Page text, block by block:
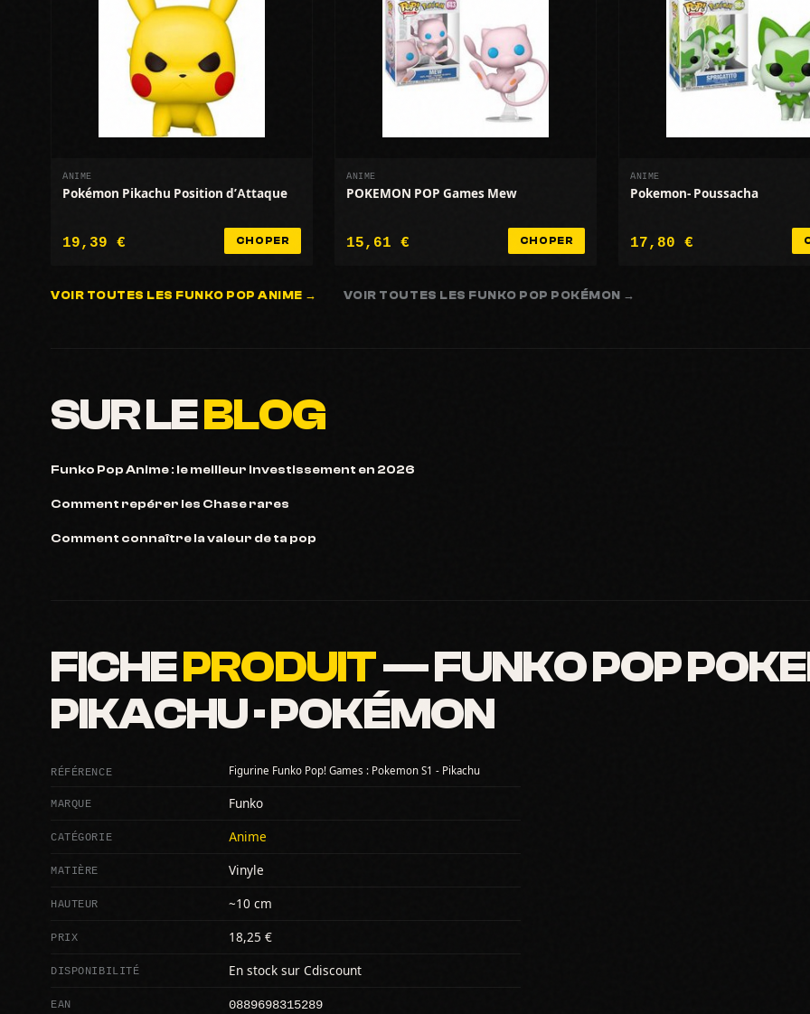
ANIME
Pokémon Pikachu Position d’Attaque
19,39 € CHOPER
ANIME
POKEMON POP Games Mew
15,61 € CHOPER
ANIME
Pokemon- Poussacha
17,80 €
VOIR TOUTES LES FUNKO POP ANIME → VOIR TOUTES LES FUNKO POP POKÉMON →
SUR LEBLOG
Funko Pop Anime : le meilleur investissement en 2026
Comment repérer les Chase rares
Comment connaître la valeur de ta pop
FICHEPRODUIT— FUNKO POP
PIKACHU · POKÉMON
RÉFÉRENCE Figurine Funko Pop! Games : Pokemon S1 - Pikachu
MARQUE Funko
CATÉGORIE Anime
MATIÈRE Vinyle
HAUTEUR ~10 cm
PRIX 18,25 €
DISPONIBILITÉ En stock sur Cdiscount
EAN 0889698315289